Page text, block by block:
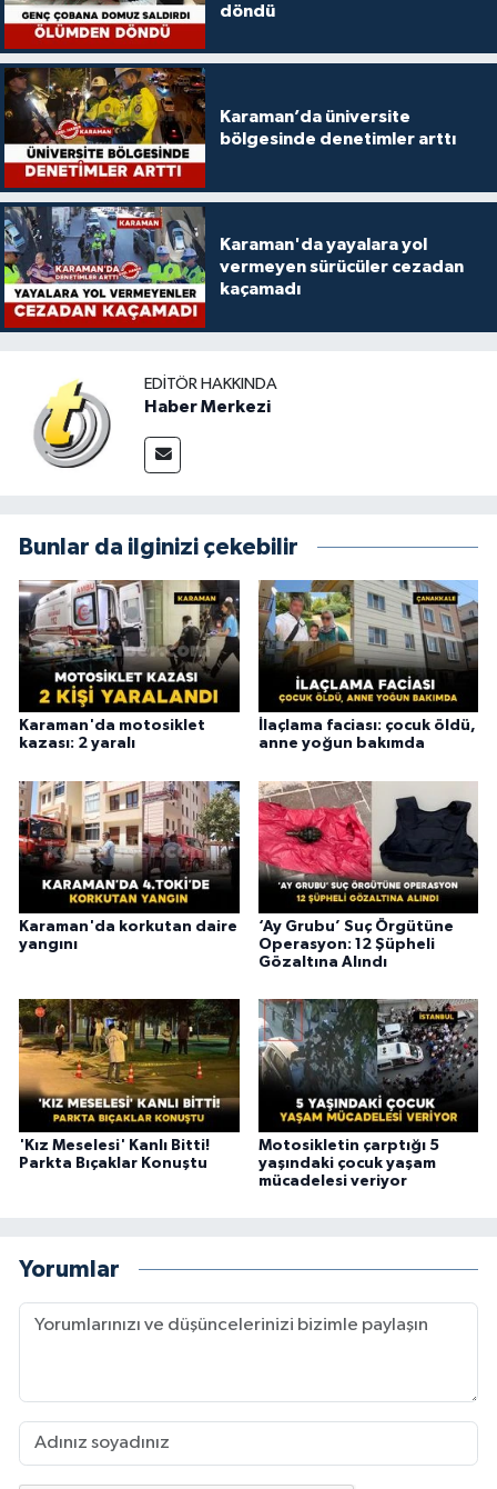
döndü
Karaman’da üniversite
bölgesinde denetimler arttı
Karaman'da yayalara yol
vermeyen sürücüler cezadan
kaçamadı
EDITÖR HAKKINDA
Haber Merkezi
Bunlar da ilginizi çekebilir
Karaman'da motosiklet
kazası: 2 yaralı
İlaçlama faciası: çocuk öldü,
anne yoğun bakımda
Karaman'da korkutan daire
yangını
‘Ay Grubu’ Suç Örgütüne
Operasyon: 12 Şüpheli
Gözaltına Alındı
'Kız Meselesi' Kanlı Bitti!
Parkta Bıçaklar Konuştu
Motosikletin çarptığı 5
yaşındaki çocuk yaşam
mücadelesi veriyor
Yorumlar